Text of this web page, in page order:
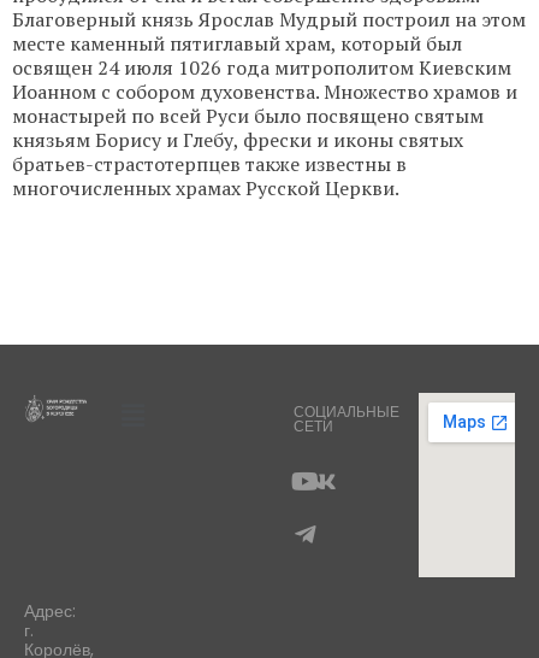
Благоверный князь Ярослав Мудрый построил на этом
месте каменный пятиглавый храм, который был
освящен 24 июля 1026 года митрополитом Киевским
Иоанном с собором духовенства. Множество храмов и
монастырей по всей Руси было посвящено святым
князьям Борису и Глебу, фрески и иконы святых
братьев-страстотерпцев также известны в
многочисленных храмах Русской Церкви.
СОЦИАЛЬНЫЕ
СЕТИ
Адрес:
г.
Королёв,